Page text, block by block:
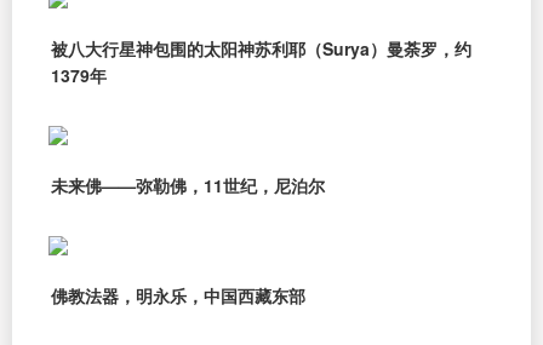
被八大行星神包围的太阳神苏利耶（Surya）曼荼罗，约
1379年
未来佛——弥勒佛，11世纪，尼泊尔
佛教法器，明永乐，中国西藏东部